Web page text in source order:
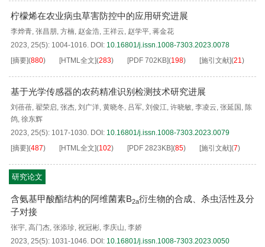
柠檬烯在农业病虫草害防控中的应用研究进展
李烨青, 张昌朋 , 方楠, 赵金浩, 王祥云, 赵学平, 蒋金花
2023, 25(5): 1004-1016. DOI: 10.16801/j.issn.1008-7303.2023.0078
[摘要](880) [HTML全文](283) [PDF 702KB](198) [施引文献](21)
基于光学传感器的农药精准识别检测技术研究进展
刘蓓蓓, 翟荣启, 张杰, 刘广洋, 黄晓冬, 吕军, 刘俊江, 许晓敏, 李凌云, 张延国 , 陈
鸽, 徐东辉
2023, 25(5): 1017-1030. DOI: 10.16801/j.issn.1008-7303.2023.0079
[摘要](487) [HTML全文](102) [PDF 2823KB](85) [施引文献](7)
研究论文
含氨基甲酸酯结构的阿维菌素B2a衍生物的合成、杀虫活性及分
子对接
张宇, 高门杰, 张添珍, 祝冠彬, 李庆山, 李娇
2023, 25(5): 1031-1046. DOI: 10.16801/j.issn.1008-7303.2023.0050